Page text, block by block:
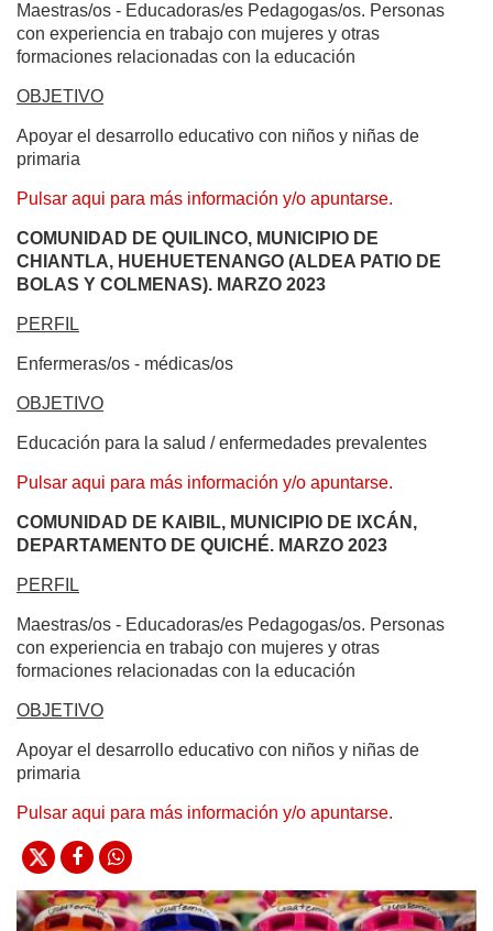
Maestras/os - Educadoras/es Pedagogas/os. Personas
con experiencia en trabajo con mujeres y otras
formaciones relacionadas con la educación
OBJETIVO
Apoyar el desarrollo educativo con niños y niñas de
primaria
Pulsar aqui para más información y/o apuntarse.
COMUNIDAD DE QUILINCO, MUNICIPIO DE
CHIANTLA, HUEHUETENANGO (ALDEA PATIO DE
BOLAS Y COLMENAS). MARZO 2023
PERFIL
Enfermeras/os - médicas/os
OBJETIVO
Educación para la salud / enfermedades prevalentes
Pulsar aqui para más información y/o apuntarse.
COMUNIDAD DE KAIBIL, MUNICIPIO DE IXCÁN,
DEPARTAMENTO DE QUICHÉ. MARZO 2023
PERFIL
Maestras/os - Educadoras/es Pedagogas/os. Personas
con experiencia en trabajo con mujeres y otras
formaciones relacionadas con la educación
OBJETIVO
Apoyar el desarrollo educativo con niños y niñas de
primaria
Pulsar aqui para más información y/o apuntarse.